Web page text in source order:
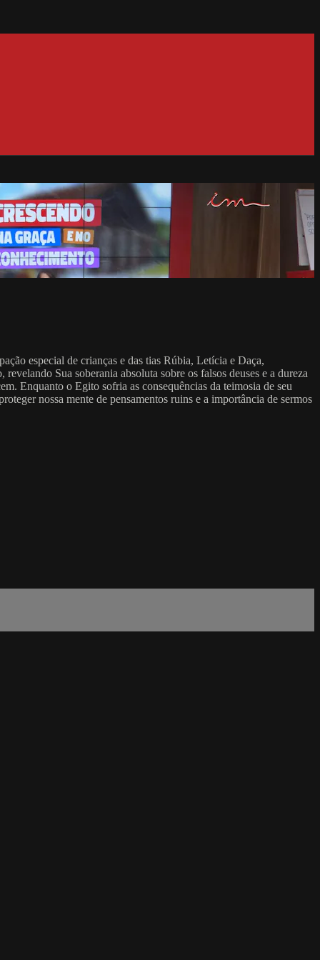
especial de crianças e das tias Rúbia, Letícia e Daça,
Sua soberania absoluta sobre os falsos deuses e a dureza
Enquanto o Egito sofria as consequências da teimosia de seu
nossa mente de pensamentos ruins e a importância de sermos